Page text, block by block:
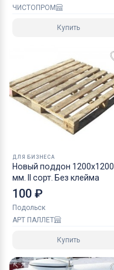
ЧИСТОПРОМ
Купить
ДЛЯ БИЗНЕСА
Новый поддон 1200х1200
мм. II сорт. Без клейма
100 ₽
Подольск
АРТ ПАЛЛЕТ
Купить